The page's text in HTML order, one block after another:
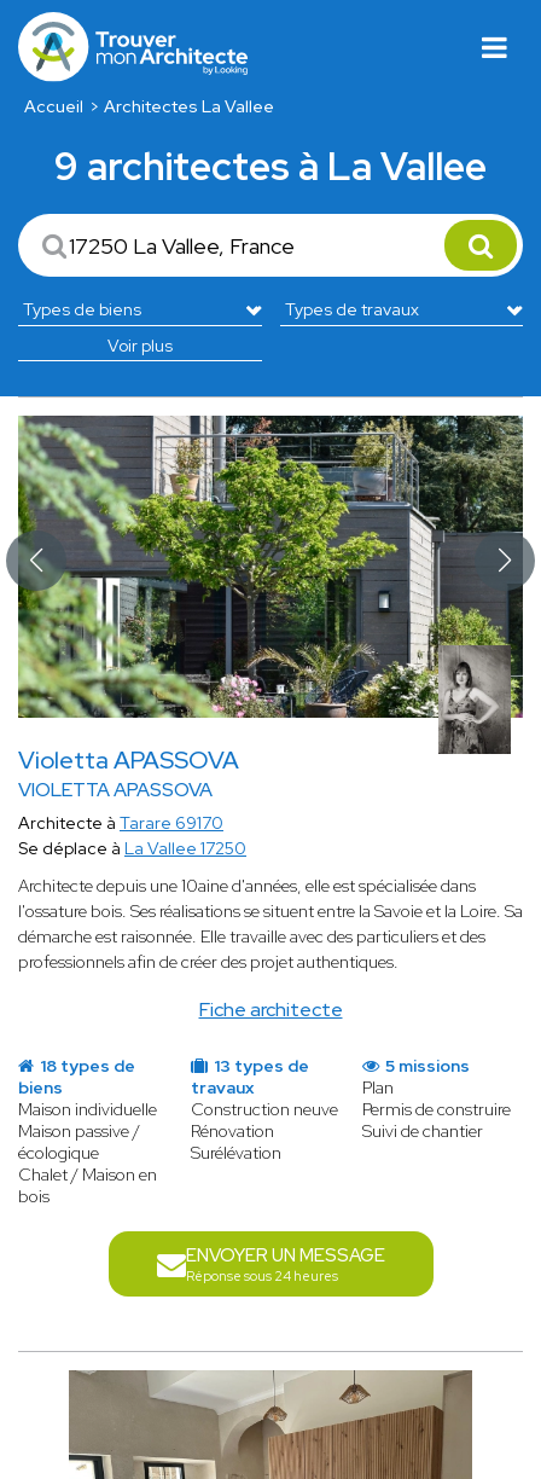
Accueil Architectes La Vallee
9 architectes à La Vallee
Voir plus
Violetta APASSOVA
VIOLETTA APASSOVA
Fiche architecte
Architecte à Tarare 69170
Se déplace à La Vallee 17250
Architecte depuis une 10aine d'années, elle est spécialisée dans
l'ossature bois. Ses réalisations se situent entre la Savoie et la Loire. Sa
démarche est raisonnée. Elle travaille avec des particuliers et des
professionnels afin de créer des projet authentiques.
18 types de
biens
Maison individuelle
Maison passive /
écologique
Chalet / Maison en
bois
13 types de
travaux
Construction neuve
Rénovation
Surélévation
5 missions
Plan
Permis de construire
Suivi de chantier
ENVOYER UN MESSAGE
Réponse sous 24 heures